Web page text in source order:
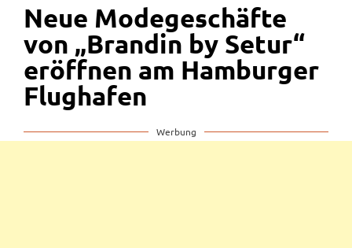
Neue Modegeschäfte
von „Brandin by Setur“
eröffnen am Hamburger
Flughafen
Werbung